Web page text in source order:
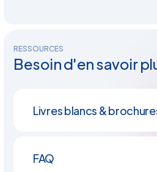
RESSOURCES
Besoin d'en savoir
Livres blancs &
FAQ